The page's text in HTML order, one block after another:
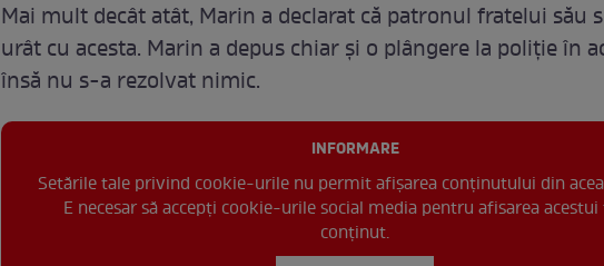
Mai mult decât atât, Marin a declarat că patronul fratelui său
urât cu acesta. Marin a depus chiar și o plângere la poliție în
însă nu s-a rezolvat nimic.
INFORMARE
Setările tale privind cookie-urile nu permit afișarea conținutului din
E necesar să accepți cookie-urile social media pentru afisarea
conținut.